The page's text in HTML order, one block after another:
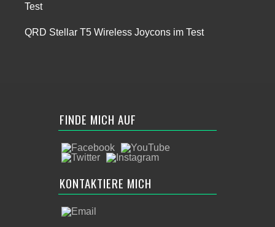
Test
QRD Stellar T5 Wireless Joycons im Test
FINDE MICH AUF
KONTAKTIERE MICH